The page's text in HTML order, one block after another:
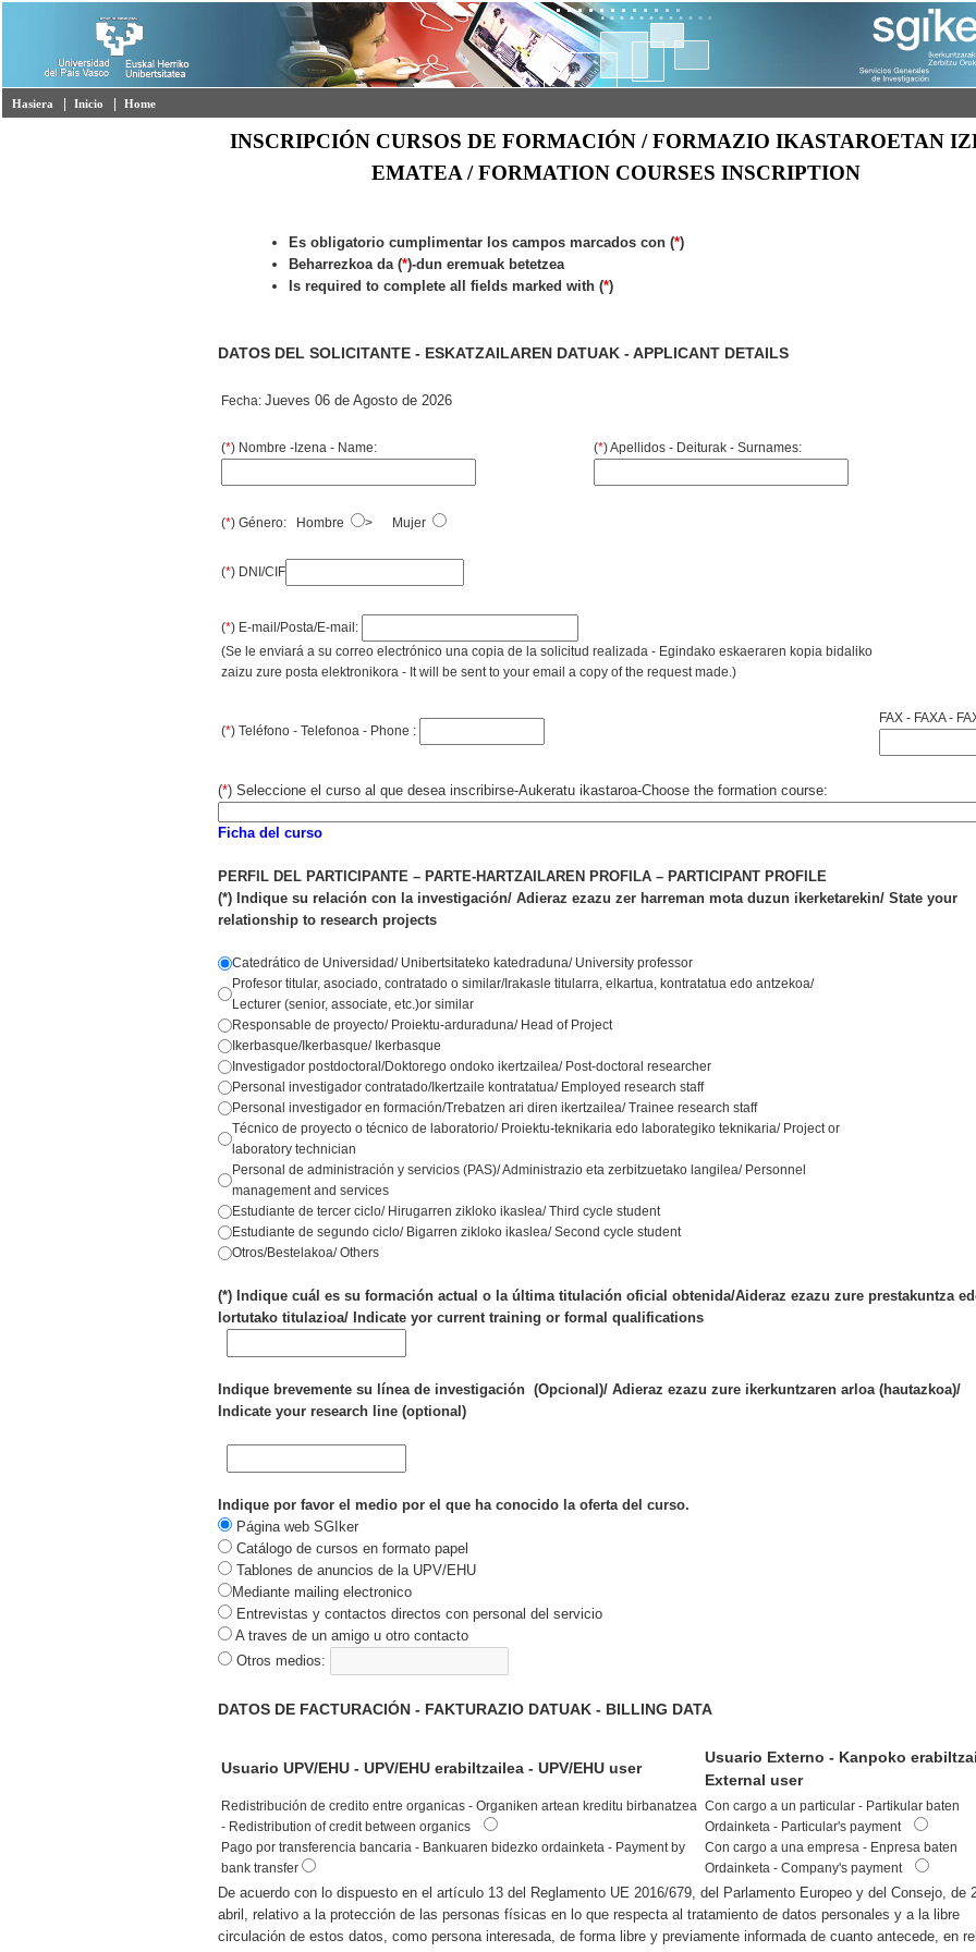
Hasiera Inicio Home
INSCRIPCIÓN CURSOS DE FORMACIÓN / FORMAZIO IKASTAROETAN
EMATEA / FORMATION COURSES INSCRIPTION
Es obligatorio cumplimentar los campos marcados con (*)
Beharrezkoa da (*)-dun eremuak betetzea
Is required to complete all fields marked with (*)
DATOS DEL SOLICITANTE - ESKATZAILAREN DATUAK - APPLICANT DETAILS
Fecha: Jueves 06 de Agosto de 2026
(*) Nombre -Izena - Name: (*) Apellidos - Deiturak - Surnames:
(*) Género: Hombre > Mujer
(*) DNI/CIF
(*) E-mail/Posta/E-mail:
(Se le enviará a su correo electrónico una copia de la solicitud realizada - Egindako eskaeraren kopia bidaliko
zaizu zure posta elektronikora - It will be sent to your email a copy of the request made.)
(*) Teléfono - Telefonoa - Phone :
FAX - FAXA -
(*) Seleccione el curso al que desea inscribirse-Aukeratu ikastaroa-Choose the formation course:
Ficha del curso
PERFIL DEL PARTICIPANTE – PARTE-HARTZAILAREN PROFILA – PARTICIPANT PROFILE
(*) Indique su relación con la investigación/ Adieraz ezazu zer harreman mota duzun ikerketarekin/ State your
relationship to research projects
Catedrático de Universidad/ Unibertsitateko katedraduna/ University professor
Profesor titular, asociado, contratado o similar/Irakasle titularra, elkartua, kontratatua edo antzekoa/
Lecturer (senior, associate, etc.)or similar
Responsable de proyecto/ Proiektu-arduraduna/ Head of Project
Ikerbasque/Ikerbasque/ Ikerbasque
Investigador postdoctoral/Doktorego ondoko ikertzailea/ Post-doctoral researcher
Personal investigador contratado/Ikertzaile kontratatua/ Employed research staff
Personal investigador en formación/Trebatzen ari diren ikertzailea/ Trainee research staff
Técnico de proyecto o técnico de laboratorio/ Proiektu-teknikaria edo laborategiko teknikaria/ Project or
laboratory technician
Personal de administración y servicios (PAS)/ Administrazio eta zerbitzuetako langilea/ Personnel
management and services
Estudiante de tercer ciclo/ Hirugarren zikloko ikaslea/ Third cycle student
Estudiante de segundo ciclo/ Bigarren zikloko ikaslea/ Second cycle student
Otros/Bestelakoa/ Others
(*) Indique cuál es su formación actual o la última titulación oficial obtenida/Aideraz ezazu zure prestakuntza
lortutako titulazioa/ Indicate yor current training or formal qualifications
Indique brevemente su línea de investigación (Opcional)/ Adieraz ezazu zure ikerkuntzaren arloa (hautazkoa)/
Indicate your research line (optional)
Indique por favor el medio por el que ha conocido la oferta del curso.
Página web SGIker
Catálogo de cursos en formato papel
Tablones de anuncios de la UPV/EHU
Mediante mailing electronico
Entrevistas y contactos directos con personal del servicio
A traves de un amigo u otro contacto
Otros medios:
DATOS DE FACTURACIÓN - FAKTURAZIO DATUAK - BILLING DATA
Usuario UPV/EHU - UPV/EHU erabiltzailea - UPV/EHU user
Usuario Externo - Kanpoko
External user
Redistribución de credito entre organicas - Organiken artean kreditu birbanatzea
- Redistribution of credit between organics
Pago por transferencia bancaria - Bankuaren bidezko ordainketa - Payment by
bank transfer
Con cargo a un particular - Partikular baten
Ordainketa - Particular's payment
Con cargo a una empresa - Enpresa baten
Ordainketa - Company's payment
De acuerdo con lo dispuesto en el artículo 13 del Reglamento UE 2016/679, del Parlamento Europeo y del Consejo, de
abril, relativo a la protección de las personas físicas en lo que respecta al tratamiento de datos personales y a la libre
circulación de estos datos, como persona interesada, de forma libre y previamente informada de cuanto antecede, en